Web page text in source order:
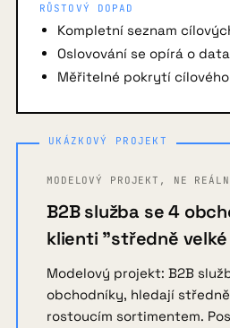
RŮSTOVÝ DOPAD
Kompletní seznam
Oslovování se opírá o
Měřitelné pokrytí
MODELOVÝ PROJEKT, NE
B2B služba se 4
klienti "středně
Modelový projekt: B2B
obchodníky, hledají
rostoucím sortimentem.